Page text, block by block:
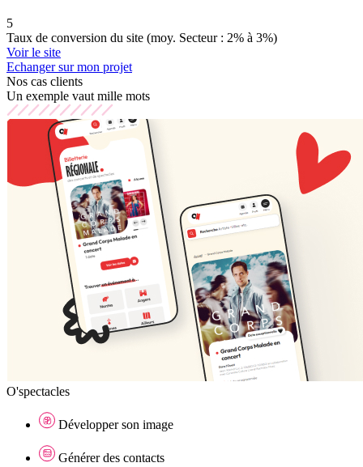
5
Taux de conversion du site (moy. Secteur : 2% à 3%)
Voir le site
Echanger sur mon projet
Nos cas clients
Un exemple vaut mille mots
O'spectacles
Développer son image
Générer des contacts